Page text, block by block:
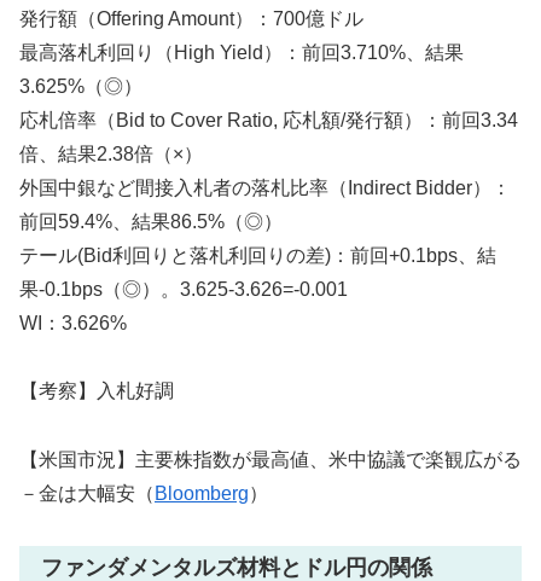
発行額（Offering Amount）：700億ドル
最高落札利回り（High Yield）：前回3.710%、結果
3.625%（◎）
応札倍率（Bid to Cover Ratio, 応札額/発行額）：前回3.34
倍、結果2.38倍（×）
外国中銀など間接入札者の落札比率（Indirect Bidder）：
前回59.4%、結果86.5%（◎）
テール(Bid利回りと落札利回りの差)：前回+0.1bps、結
果-0.1bps（◎）。3.625-3.626=-0.001
WI：3.626%
【考察】入札好調
【米国市況】主要株指数が最高値、米中協議で楽観広がる
－金は大幅安（ Bloomberg）
ファンダメンタルズ材料とドル円の関係